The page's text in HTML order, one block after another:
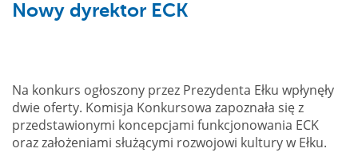
Nowy dyrektor ECK
Na konkurs ogłoszony przez Prezydenta Ełku wpłynęły
dwie oferty. Komisja Konkursowa zapoznała się z
przedstawionymi koncepcjami funkcjonowania ECK
oraz założeniami służącymi rozwojowi kultury w Ełku.